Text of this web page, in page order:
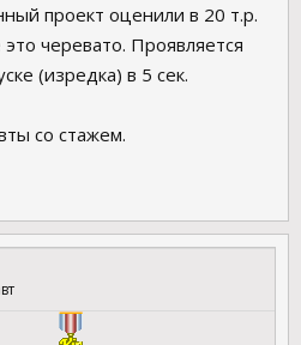
проект оценили в 20 т.р.
черевато. Проявляется
(изредка) в 5 сек.
со стажем.